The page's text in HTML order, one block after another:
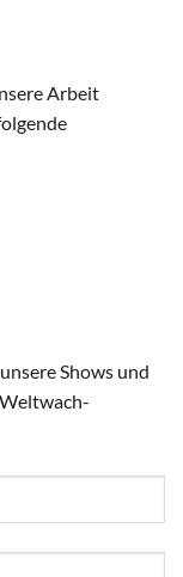
Arbeit
Shows und